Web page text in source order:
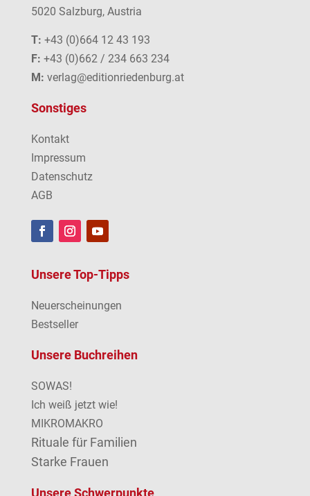
5020 Salzburg, Austria
T: +43 (0)664 12 43 193
F: +43 (0)662 / 234 663 234
M: verlag@editionriedenburg.at
Sonstiges
Kontakt
Impressum
Datenschutz
AGB
Unsere Top-Tipps
Neuerscheinungen
Bestseller
Unsere Buchreihen
SOWAS!
Ich weiß jetzt wie!
MIKROMAKRO
Rituale für Familien
Starke Frauen
Unsere Schwerpunkte